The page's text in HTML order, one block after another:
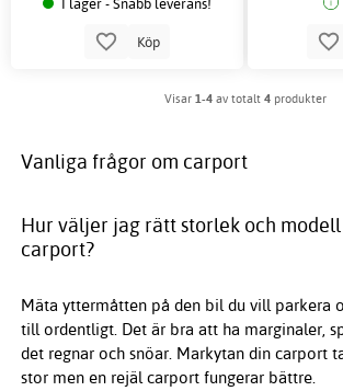
Köp
Visar 1-4 av totalt 4 produkter
Vanliga frågor om carport
Hur väljer jag rätt storlek och
carport?
Mäta yttermåtten på den bil du vill parkera
till ordentligt. Det är bra att ha marginaler,
det regnar och snöar. Markytan din carport
stor men en rejäl carport fungerar bättre.